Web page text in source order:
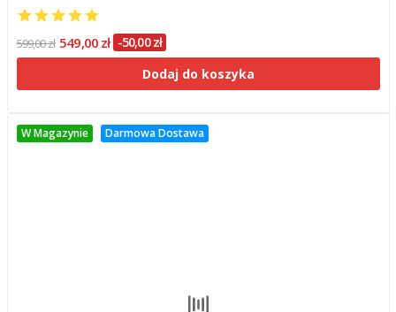
599,00 zł 549,00 zł -50,00 zł
Dodaj do koszyka
W Magazynie Darmowa Dostawa